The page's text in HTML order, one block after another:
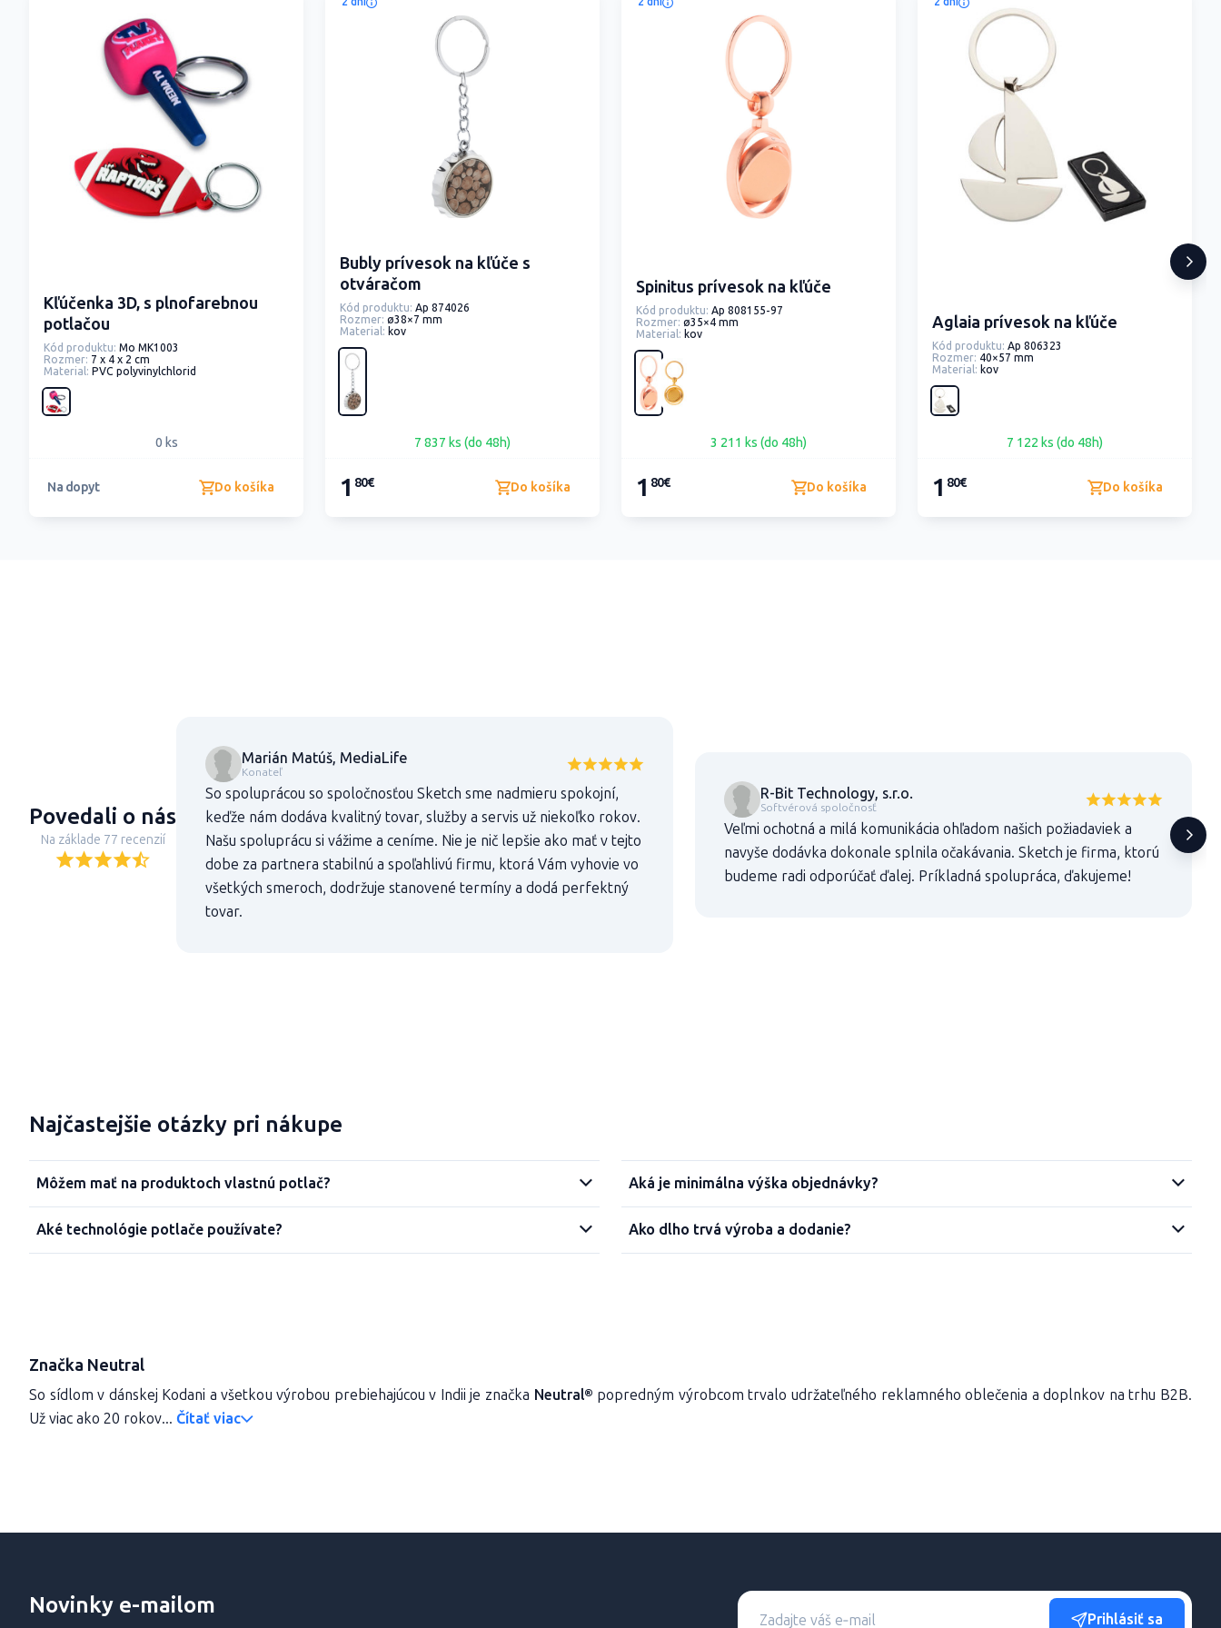
Kľúčenka 3D, s plnofarebnou
potlačou
Kód produktu: Mo MK1003
Rozmer: 7 x 4 x 2 cm
Material: PVC polyvinylchlorid
0 ks
Na dopyt Do košíka
Bubly prívesok na kľúče s
otváračom
Kód produktu: Ap 874026
Rozmer: ø38×7 mm
Material: kov
7 837 ks (do 48h)
1 80€ Do košíka
Spinitus prívesok na kľúče
Kód produktu: Ap 808155-97
Rozmer: ø35×4 mm
Material: kov
3 211 ks (do 48h)
1 80€ Do košíka
Aglaia prívesok na kľúče
Kód produktu: Ap 806323
Rozmer: 40×57 mm
Material: kov
7 122 ks (do 48h)
1 80€ Do košíka
Povedali o nás
Na základe 77 recenzií
Marián Matúš, MediaLife
Konateľ
So spoluprácou so spoločnosťou Sketch sme nadmieru spokojní,
keďže nám dodáva kvalitný tovar, služby a servis už niekoľko rokov.
Našu spoluprácu si vážime a ceníme. Nie je nič lepšie ako mať v tejto
dobe za partnera stabilnú a spoľahlivú firmu, ktorá Vám vyhovie vo
všetkých smeroch, dodržuje stanovené termíny a dodá perfektný
tovar.
R-Bit Technology, s.r.o.
Softvérová spoločnosť
Veľmi ochotná a milá komunikácia ohľadom našich požiadaviek a
navyše dodávka dokonale splnila očakávania. Sketch je firma, ktorú
budeme radi odporúčať ďalej. Príkladná spolupráca, ďakujeme!
Najčastejšie otázky pri nákupe
Môžem mať na produktoch vlastnú potlač?
Aké technológie potlače používate?
Aká je minimálna výška objednávky?
Ako dlho trvá výroba a dodanie?
Značka Neutral
So sídlom v dánskej Kodani a všetkou výrobou prebiehajúcou v Indii je značka Neutral® popredným výrobcom trvalo udržateľného reklamného oblečenia a doplnkov na trhu B2B.
Už viac ako 20 rokov... Čítať viac
Novinky e-mailom
Prihlásiť sa